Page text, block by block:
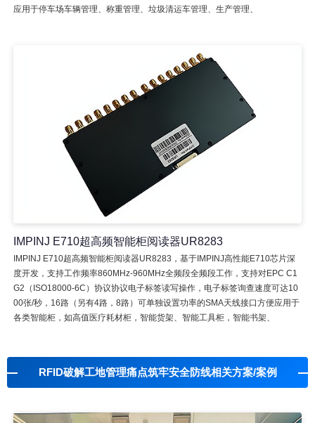
应用于停车场车辆管理、称重管理、垃圾清运车管理、生产管理、
IMPINJ E710超高频智能柜阅读器UR8283
IMPINJ E710超高频智能柜阅读器UR8283，基于IMPINJ高性能E710芯片深
度开发，支持工作频率860MHz-960MHz全频段全频段工作，支持对EPC C1
G2（ISO18000-6C）协议协议电子标签读写操作，电子标签询查速度可达10
00张/秒，16路（另有4路，8路）可单独设置功率的SMA天线接口方便应用于
各类智能柜，如高值医疗耗材柜，智能货架、智能工具柜，智能书架、
RFID破解工地管理痛点筑牢安全防线相关方案/案例